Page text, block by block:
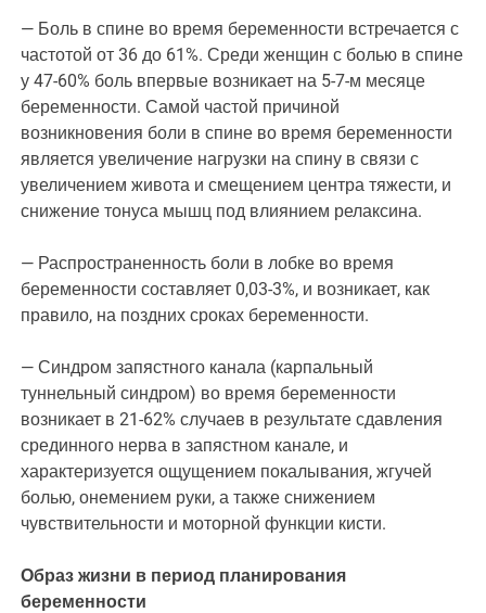
— Боль в спине во время беременности встречается с
частотой от 36 до 61%. Среди женщин с болью в спине
у 47-60% боль впервые возникает на 5-7-м месяце
беременности. Самой частой причиной
возникновения боли в спине во время беременности
является увеличение нагрузки на спину в связи с
увеличением живота и смещением центра тяжести, и
снижение тонуса мышц под влиянием релаксина.
— Распространенность боли в лобке во время
беременности составляет 0,03-3%, и возникает, как
правило, на поздних сроках беременности.
— Синдром запястного канала (карпальный
туннельный синдром) во время беременности
возникает в 21-62% случаев в результате сдавления
срединного нерва в запястном канале, и
характеризуется ощущением покалывания, жгучей
болью, онемением руки, а также снижением
чувствительности и моторной функции кисти.
Образ жизни в период планирования
беременности